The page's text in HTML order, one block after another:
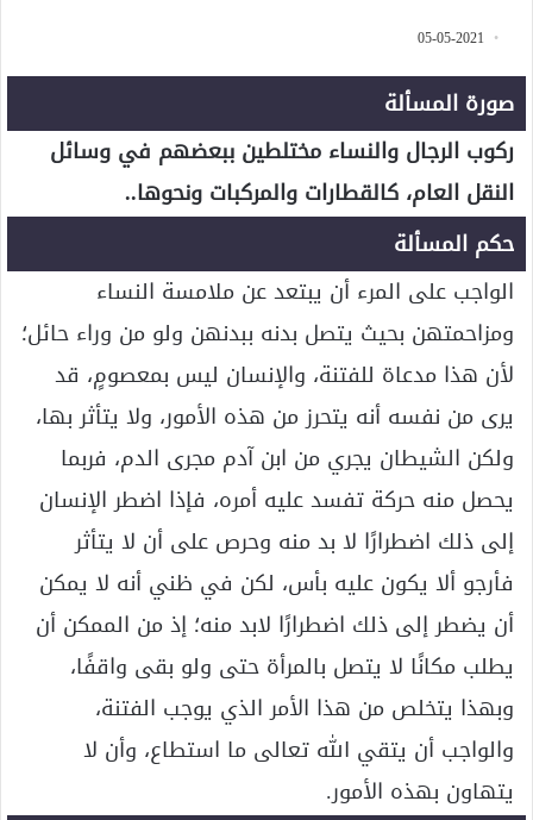
05-05-2021
صورة المسألة
ركوب الرجال والنساء مختلطين ببعضهم في وسائل
النقل العام، كالقطارات والمركبات ونحوها..
حكم المسألة
الواجب على المرء أن يبتعد عن ملامسة النساء
ومزاحمتهن بحيث يتصل بدنه ببدنهن ولو من وراء حائل؛
لأن هذا مدعاة للفتنة، والإنسان ليس بمعصومٍ، قد
يرى من نفسه أنه يتحرز من هذه الأمور، ولا يتأثر بها،
ولكن الشيطان يجري من ابن آدم مجرى الدم، فربما
يحصل منه حركة تفسد عليه أمره، فإذا اضطر الإنسان
إلى ذلك اضطرارًا لا بد منه وحرص على أن لا يتأثر
فأرجو ألا يكون عليه بأس، لكن في ظني أنه لا يمكن
أن يضطر إلى ذلك اضطرارًا لابد منه؛ إذ من الممكن أن
يطلب مكانًا لا يتصل بالمرأة حتى ولو بقى واقفًا،
وبهذا يتخلص من هذا الأمر الذي يوجب الفتنة،
والواجب أن يتقي الله تعالى ما استطاع، وأن لا
يتهاون بهذه الأمور.